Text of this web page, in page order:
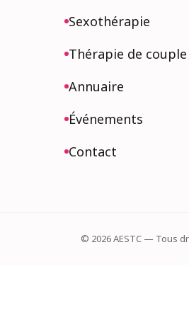
Sexothérapie
Thérapie de couple
Annuaire
Événements
Contact
© 2026AESTC — Tous